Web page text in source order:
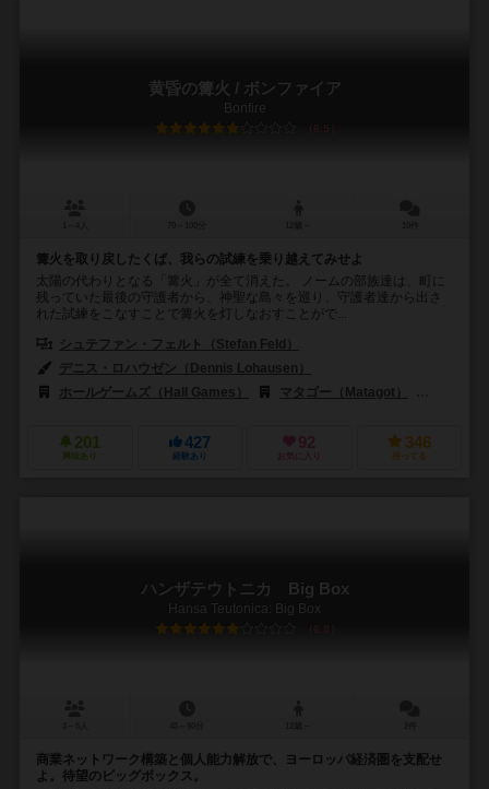
黄昏の篝火 / ボンファイア
Bonfire
6.5
篝火を取り戻したくば、我らの試練を乗り越えてみせよ
太陽の代わりとなる「篝火」が全て消えた。 ノームの部族達は、町に
残っていた最後の守護者から、神聖な島々を巡り、守護者達から出さ
れた試練をこなすことで篝火を灯しなおすことがで...
シュテファン・フェルト（Stefan Feld）
デニス・ロハウゼン（Dennis Lohausen）
ホールゲームズ（Hall Games）
マタゴー（Matagot）
201
興味あり
427
経験あり
92
お気に入り
346
持ってる
ハンザテウトニカ Big Box
Hansa Teutonica: Big Box
6.8
商業ネットワーク構築と個人能力解放で、ヨーロッパ経済圏を支配せ
よ。待望のビッグボックス。